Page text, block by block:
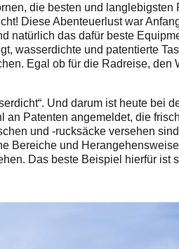
die besten und langlebigsten
Diese Abenteuerlust war
natürlich das dafür beste
wasserdichte und patentierte
Egal ob für die Rad­reise, den
Und darum ist heute bei
Patenten angemeldet, die
und -rucksäcke versehen
Bereiche und
Das beste Beispiel hierfür ist